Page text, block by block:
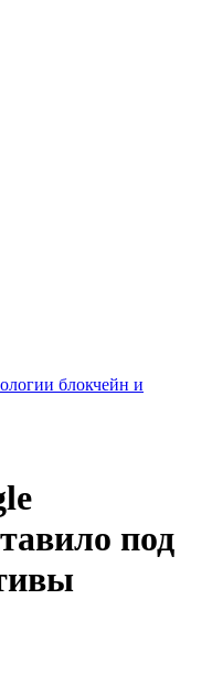
блокчейн и
под